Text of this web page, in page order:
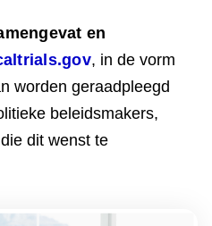
en
, in de vorm
worden geraadpleegd
beleidsmakers,
dit wenst te